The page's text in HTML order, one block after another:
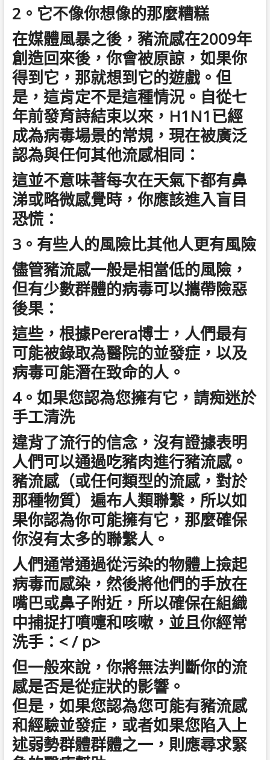
2。它不像你想像的那麼糟糕
在媒體風暴之後，豬流感在2009年
創造回來後，你會被原諒，如果你
得到它，那就想到它的遊戲。但
是，這肯定不是這種情況。自從七
年前發育詩結束以來，H1N1已經
成為病毒場景的常規，現在被廣泛
認為與任何其他流感相同：
這並不意味著每次在天氣下都有鼻
涕或略微感覺時，你應該進入盲目
恐慌：
3。有些人的風險比其他人更有風險
儘管豬流感一般是相當低的風險，
但有少數群體的病毒可以攜帶險惡
後果：
這些，根據Perera博士，人們最有
可能被錄取為醫院的並發症，以及
病毒可能潛在致命的人。
4。如果您認為您擁有它，請痴迷於
手工清洗
違背了流行的信念，沒有證據表明
人們可以通過吃豬肉進行豬流感。
豬流感（或任何類型的流感，對於
那種物質）遍布人類聯繫，所以如
果你認為你可能擁有它，那麼確保
你沒有太多的聯繫人。
人們通常通過從污染的物體上撿起
病毒而感染，然後將他們的手放在
嘴巴或鼻子附近，所以確保在組織
中捕捉打噴嚏和咳嗽，並且你經常
洗手：< / p>
但一般來說，你將無法判斷你的流
感是否是從症狀的影響。
但是，如果您認為您可能有豬流感
和經驗並發症，或者如果您陷入上
述弱勢群體群體之一，則應尋求緊